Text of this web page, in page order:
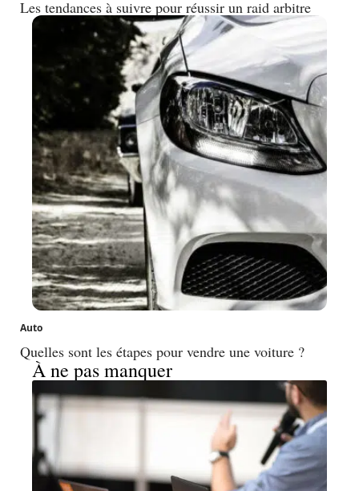
Les tendances à suivre pour réussir un raid arbitre
Auto
Quelles sont les étapes pour vendre une voiture ?
À ne pas manquer